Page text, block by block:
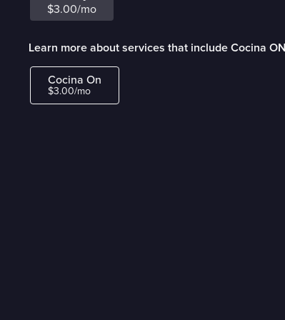
$3.00/mo
Learn more about services that include Cocina ON
Cocina On
$3.00/mo